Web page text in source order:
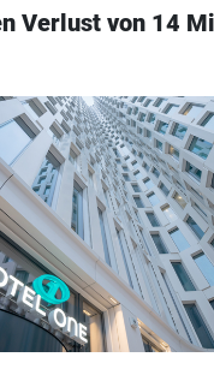
Verlust von 14